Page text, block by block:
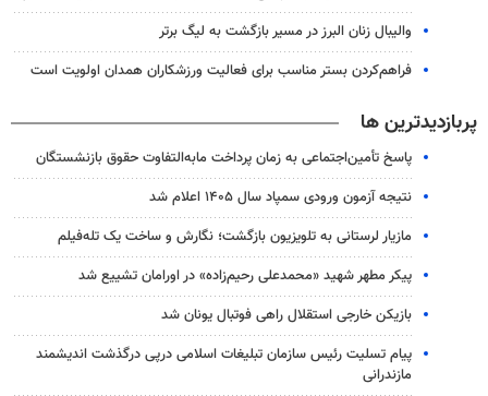
والیبال زنان البرز در مسیر بازگشت به لیگ برتر
فراهم‌کردن بستر مناسب برای فعالیت ورزشکاران همدان اولویت است
پربازدیدترین ها
پاسخ تأمین‌اجتماعی به زمان پرداخت مابه‌التفاوت حقوق بازنشستگان
نتیجه آزمون ورودی سمپاد سال ۱۴۰۵ اعلام شد
مازیار لرستانی به تلویزیون بازگشت؛ نگارش و ساخت یک تله‌فیلم
پیکر مطهر شهید «محمدعلی رحیم‌زاده» در اورامان تشییع شد
بازیکن خارجی استقلال راهی فوتبال یونان شد
پیام تسلیت رئیس سازمان تبلیغات اسلامی درپی درگذشت اندیشمند
مازندرانی